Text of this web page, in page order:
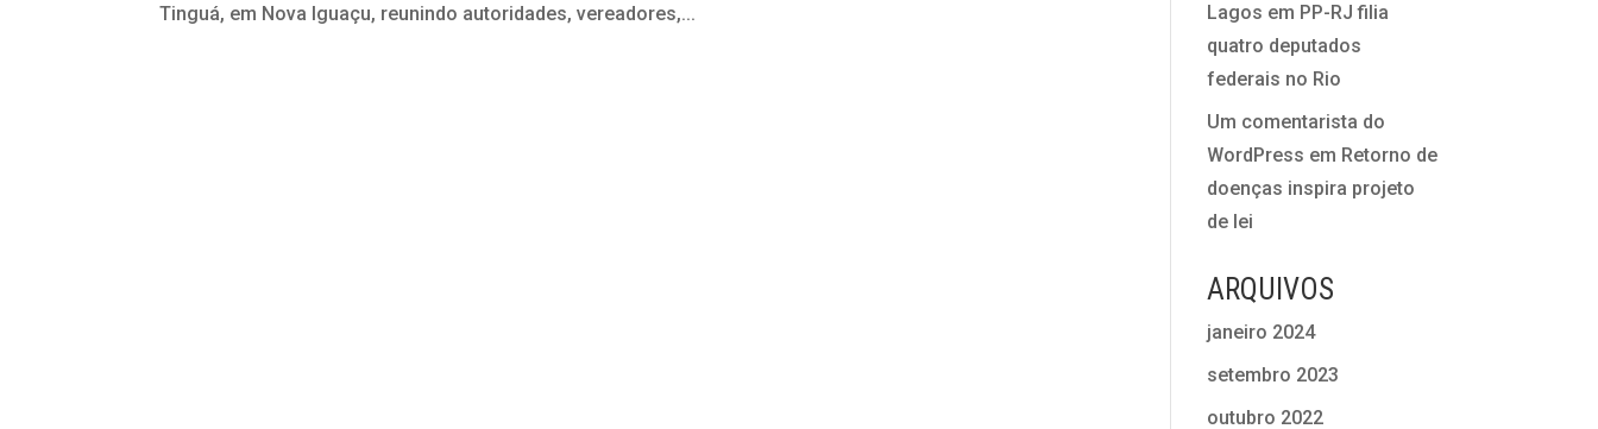
Tinguá, em Nova Iguaçu, reunindo autoridades, vereadores,...
Lagos em PP-RJ filia
quatro deputados
federais no Rio
Um comentarista do
WordPress em Retorno de
doenças inspira projeto
de lei
ARQUIVOS
janeiro 2024
setembro 2023
outubro 2022